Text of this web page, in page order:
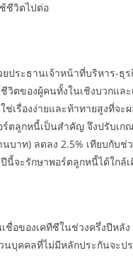
ชีวิตไปต่อ
ระธานเจ้าหน้าที่บริหาร-ธุ
วิตของผู้คนทั้งในเชิงบวกแล
ช่เรื่องง่ายและท้าทายสูงที่
ตลูกหนี้เป็นสำคัญ จึงปรับเ
บาท) ลดลง 2.5% เทียบกับ
นี้จะรักษาพอร์ตลูกหนี้ได้ใกล้เ
ชื่อของเคทีซีในช่วงครึ่งปีห
บุคคลที่ไม่มีหลักประกันจะป